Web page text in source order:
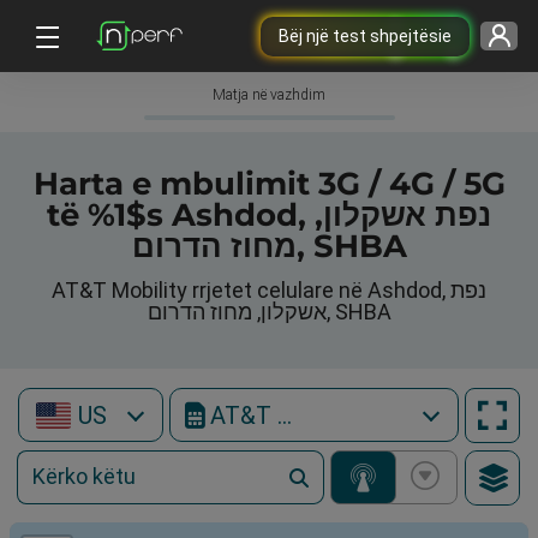
Bëj një test shpejtësie
Matja në vazhdim
Harta e mbulimit 3G / 4G / 5G
të %1$s Ashdod, נפת אשקלון,
מחוז הדרום, SHBA
AT&T Mobility rrjetet celulare në Ashdod, נפת
אשקלון, מחוז הדרום, SHBA
US AT&T Mobility